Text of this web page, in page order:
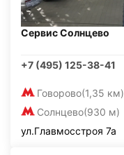
Сервис Солнцево
+7 (495) 125-38-41
Говорово(1,35 км)
Солнцево(930 м)
ул.Главмосстроя 7а